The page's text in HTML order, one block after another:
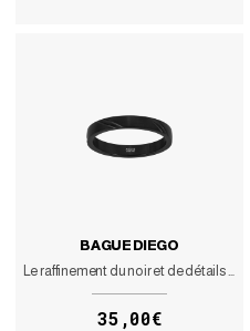
BAGUE DIEGO
Le raffinement du noir et de détails subtils
35,00€